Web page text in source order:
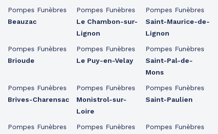
Pompes Funèbres
Beauzac
Pompes Funèbres
Brioude
Pompes Funèbres
Brives-Charensac
Pompes Funèbres
Pompes Funèbres
Le Chambon-sur-
Lignon
Pompes Funèbres
Le Puy-en-Velay
Pompes Funèbres
Monistrol-sur-
Loire
Pompes Funèbres
Pompes Funèbres
Saint-Maurice-de-
Lignon
Pompes Funèbres
Saint-Pal-de-
Mons
Pompes Funèbres
Saint-Paulien
Pompes Funèbres